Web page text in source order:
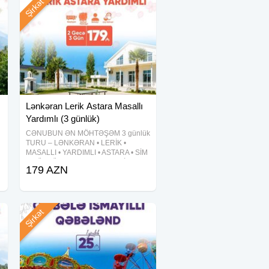
Lənkəran Lerik Astara Masallı
Yardımlı (3 günlük)
CƏNUBUN ƏN MÖHTƏŞƏM 3 günlük
TURU – LƏNKƏRAN • LERİK •
MASALLI • YARDIMLI • ASTARA • SİM
Qiymət: 179 AZN — Tarixlər: 5-6-7
avqust 26-27-28
Şirkət
179 AZN
Şirkət